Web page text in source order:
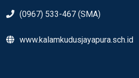
(0967) 533-467 (SMA)
www.kalamkudusjayapura.sch.id